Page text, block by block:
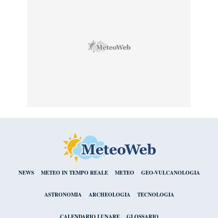
NEWS METEO IN TEMPO REALE METEO GEO-VULCANOLOGIA
ASTRONOMIA ARCHEOLOGIA TECNOLOGIA